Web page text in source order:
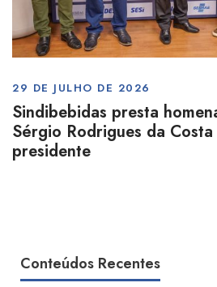
29 DE JULHO DE 2026
Sindibebidas presta
Sérgio Rodrigues da
presidente
Conteúdos Recentes